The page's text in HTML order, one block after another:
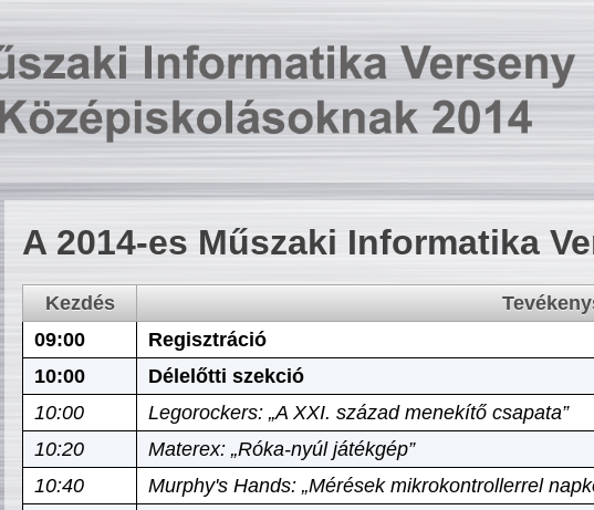
A 2014-es Műszaki Informatika
Kezdés
09:00
Regisztráció
10:00
Délelőtti szekció
10:00
Legorockers: „A XXI. század menekítő csapata”
10:20
Materex: „Róka-nyúl játékgép”
10:40
Murphy's Hands: „Mérések mikrokontrollerrel